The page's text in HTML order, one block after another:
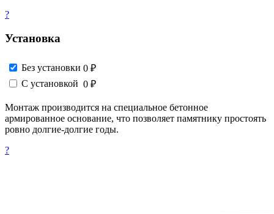
?
Установка
Без установки 0 ₽
С установкой 0 ₽
Монтаж производится на специальное бетонное
армированное основание, что позволяет памятнику простоять
ровно долгие-долгие годы.
?